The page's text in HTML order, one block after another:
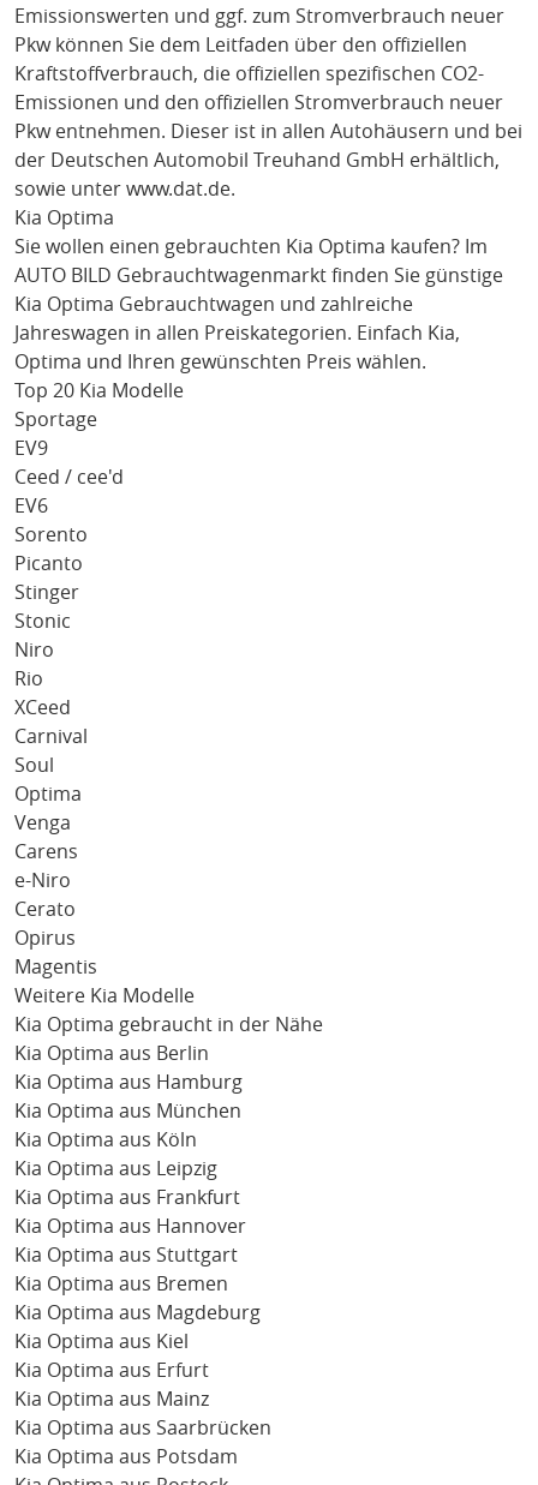
Emissionswerten und ggf. zum Stromverbrauch neuer
Pkw können Sie dem Leitfaden über den offiziellen
Kraftstoffverbrauch, die offiziellen spezifischen CO2-
Emissionen und den offiziellen Stromverbrauch neuer
Pkw entnehmen. Dieser ist in allen Autohäusern und bei
der Deutschen Automobil Treuhand GmbH erhältlich,
sowie unter www.dat.de.
Kia Optima
Sie wollen einen gebrauchten Kia Optima kaufen? Im
AUTO BILD Gebrauchtwagenmarkt finden Sie günstige
Kia Optima Gebrauchtwagen und zahlreiche
Jahreswagen in allen Preiskategorien. Einfach Kia,
Optima und Ihren gewünschten Preis wählen.
Top 20 Kia Modelle
Sportage
EV9
Ceed / cee'd
EV6
Sorento
Picanto
Stinger
Stonic
Niro
Rio
XCeed
Carnival
Soul
Optima
Venga
Carens
e-Niro
Cerato
Opirus
Magentis
Weitere Kia Modelle
Kia Optima gebraucht in der Nähe
Kia Optima aus Berlin
Kia Optima aus Hamburg
Kia Optima aus München
Kia Optima aus Köln
Kia Optima aus Leipzig
Kia Optima aus Frankfurt
Kia Optima aus Hannover
Kia Optima aus Stuttgart
Kia Optima aus Bremen
Kia Optima aus Magdeburg
Kia Optima aus Kiel
Kia Optima aus Erfurt
Kia Optima aus Mainz
Kia Optima aus Saarbrücken
Kia Optima aus Potsdam